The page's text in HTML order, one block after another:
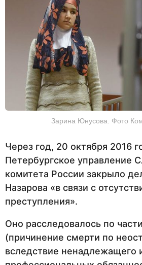
Зарина Юнусова. Фото
Через год, 20 октября 2016
Петербургское управление
комитета России закрыло
Назарова «в связи с
преступления».
Оно расследовалось по
(причинение смерти по
вследствие ненадлежащего